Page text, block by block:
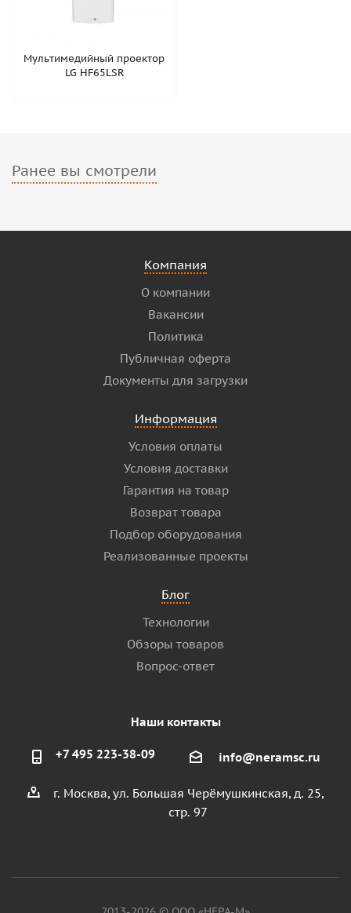
Мультимедийный проектор
LG HF65LSR
Ранее вы смотрели
Компания
О компании
Вакансии
Политика
Публичная оферта
Документы для загрузки
Информация
Условия оплаты
Условия доставки
Гарантия на товар
Возврат товара
Подбор оборудования
Реализованные проекты
Блог
Технологии
Обзоры товаров
Вопрос-ответ
Наши контакты
+7 495 223-38-09 info@neramsc.ru
г. Москва, ул. Большая Черёмушкинская, д. 25,
стр. 97